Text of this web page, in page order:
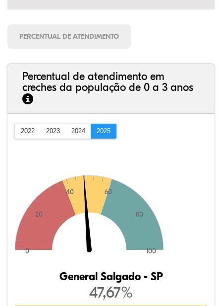
PERCENTUAL DE ATENDIMENTO
Percentual de atendimento em
creches da população de 0 a 3 anos
2022 2023 2024 2025
0
20
40 60
80
100
General Salgado - SP
47,67%